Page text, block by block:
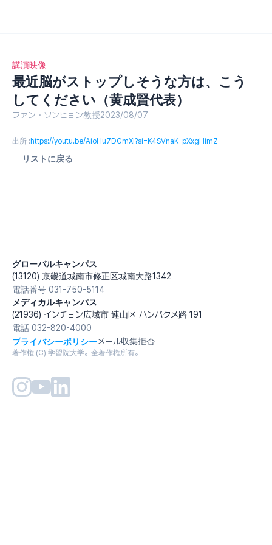
講演映像
最近脳がストップしそうな方は、こう
してください（黄成賢代表）
ファン・ソンヒョン教授2023/08/07
出所 : https://youtu.be/AioHu7DGmXI?si=K4SVnaK_pXxgHimZ
リストに戻る
グローバルキャンパス
(13120) 京畿道城南市修正区城南大路1342
電話番号 031-750-5114
メディカルキャンパス
(21936) インチョン広域市 連山区 ハンバクメ路 191
電話 032-820-4000
プライバシーポリシーメール収集拒否
著作権 (C) 学習院大学。全著作権所有。